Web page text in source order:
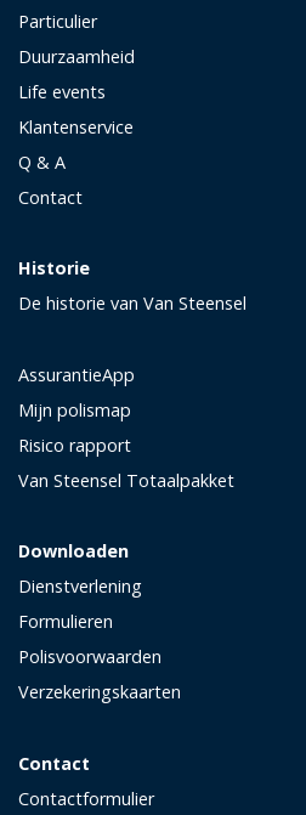
Particulier
Duurzaamheid
Life events
Klantenservice
Q & A
Contact
Historie
De historie van Van Steensel
AssurantieApp
Mijn polismap
Risico rapport
Van Steensel Totaalpakket
Downloaden
Dienstverlening
Formulieren
Polisvoorwaarden
Verzekeringskaarten
Contact
Contactformulier